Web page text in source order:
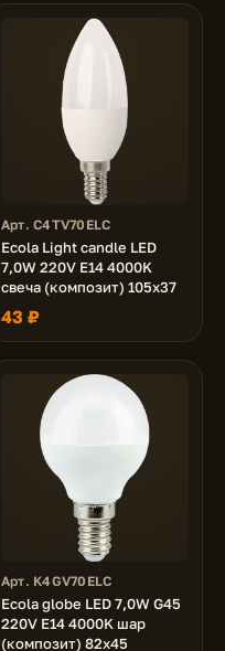
Арт. C4TV70ELC
Ecola Light candle LED
7,0W 220V E14 4000K
свеча (композит) 105x37
43 ₽
Арт. K4GV70ELC
Ecola globe LED 7,0W G45
220V E14 4000K шар
(композит) 82x45